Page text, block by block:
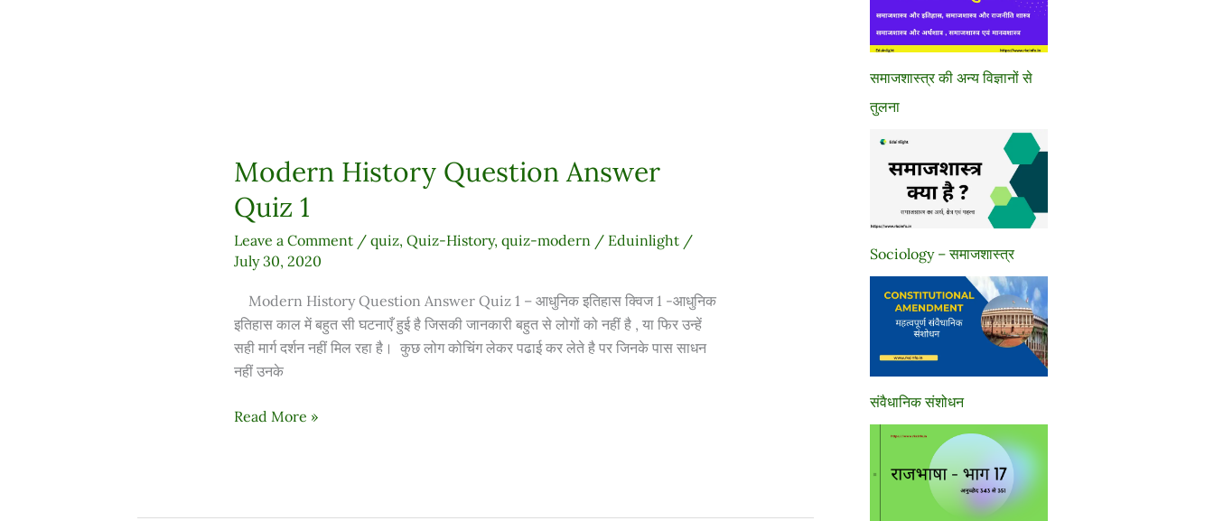
Modern History Question Answer
Quiz 1
Leave a Comment / quiz, Quiz-History, quiz-modern/ Eduinlight /
July 30, 2020
Modern History Question Answer Quiz 1 – आधुनिक इतिहास क्विज 1 -आधुनिक
इतिहास काल में बहुत सी घटनाएँ हुई है जिसकी जानकारी बहुत से लोगों को नहीं है , या फिर उन्हें
सही मार्ग दर्शन नहीं मिल रहा है। कुछ लोग कोचिंग लेकर पढाई कर लेते है पर जिनके पास साधन
नहीं उनके
Modern
Question
Answer
Quiz
Read More »
समाजशास्त्र की अन्य विज्ञानों से
तुलना
Sociology – समाजशास्त्र
संवैधानिक संशोधन